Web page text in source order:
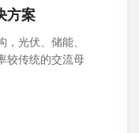
方案
光伏、储能、
较传统的交流母